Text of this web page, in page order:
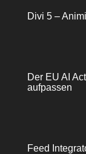
Divi 5 –
Der EU AI
aufpassen
Feed